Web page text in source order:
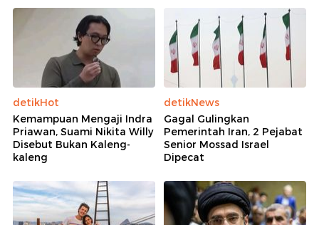
detikHot
Kemampuan Mengaji Indra
Priawan, Suami Nikita Willy
Disebut Bukan Kaleng-
kaleng
detikNews
Gagal Gulingkan
Pemerintah Iran, 2 Pejabat
Senior Mossad Israel
Dipecat